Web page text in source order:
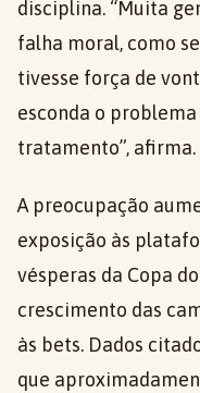
disciplina. “Muita
falha moral, como
tivesse força de
esconda o
tratamento”, afirma.
A preocupação
exposição às
vésperas da Copa
crescimento das
às bets. Dados
que